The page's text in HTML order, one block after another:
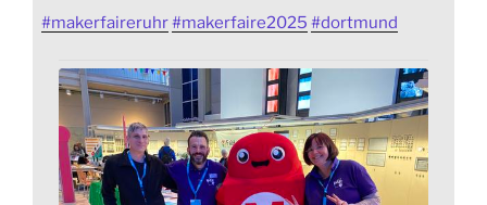
#makerfaireruhr#makerfaire2025 #dortmund